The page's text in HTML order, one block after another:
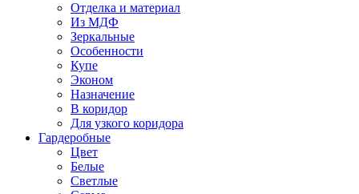
Отделка и материал
Из МДФ
Зеркальные
Особенности
Купе
Эконом
Назначение
В коридор
Для узкого коридора
Гардеробные
Цвет
Белые
Светлые